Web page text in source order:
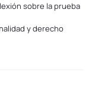
sobre la prueba
y derecho